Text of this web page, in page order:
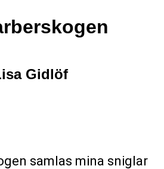
Gidlöf
samlas mina sniglar